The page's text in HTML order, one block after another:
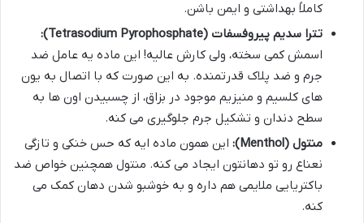
کاملاً بهداشتی و ایمن باشن.
تترا سدیم پیروفسفات (Tetrasodium Pyrophosphate):
اسمش کمی سخته، ولی کارش عالیه! این ماده یه عامل ضد
جرم و ضد پلاک قدرتمنده. به این صورت که با اتصال به یون
های کلسیم و منیزیم موجود در بزاق، از چسبیدن اون ها به
سطح دندان و تشکیل جرم جلوگیری می کنه.
منتول (Menthol):
این همون ماده ایه که حس خنکی و تازگی
نعناع رو تو دهانتون ایجاد می کنه. منتول همچنین خواص ضد
باکتریایی ملایمی هم داره و به خوشبو شدن دهان کمک می
کنه.